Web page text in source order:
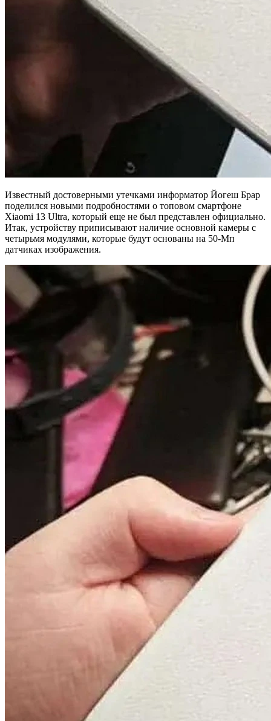
Известный достоверными утечками информатор Йогеш Брар
поделился новыми подробностями о топовом смартфоне
Xiaomi 13 Ultra, который еще не был представлен официально.
Итак, устройству приписывают наличие основной камеры с
четырьмя модулями, которые будут основаны на 50-Мп
датчиках изображения.